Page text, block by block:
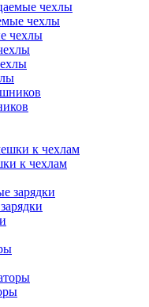
чехлы
к чехлам